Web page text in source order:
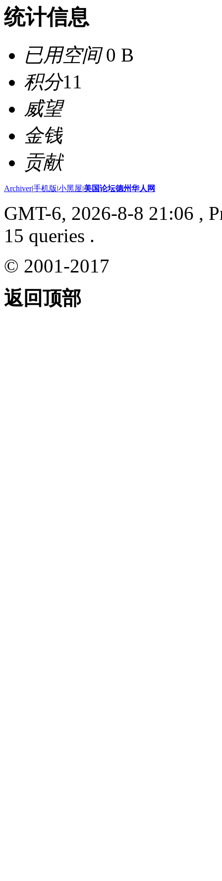
统计信息
已用空间0 B
积分11
威望
金钱
贡献
Archiver|手机版|小黑屋|美国论坛德州华人网
GMT-6, 2026-8-8 21:06 ,
15 queries .
© 2001-2017
返回顶部